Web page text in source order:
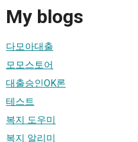
My blogs
다모아대출
모모스토어
대출승인OK론
테스트
복지 도우미
복지 알리미